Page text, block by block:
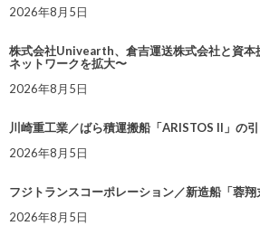
2026年8月5日
株式会社Univearth、倉吉運送株式会社と資本
ネットワークを拡大〜
2026年8月5日
川崎重工業／ばら積運搬船「ARISTOS II」の
2026年8月5日
フジトランスコーポレーション／新造船「蓉翔
2026年8月5日